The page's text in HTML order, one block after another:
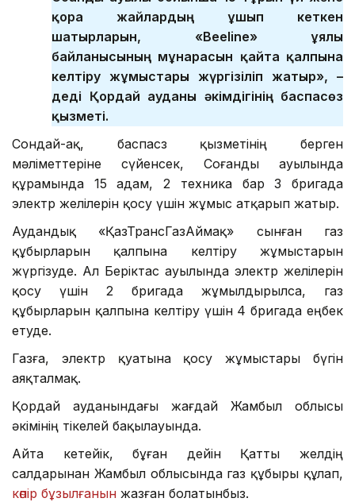
қора жайлардың ұшып кеткен
шатырларын, «Beeline» ұялы
байланысының мұнарасын қайта қалпына
келтіру жұмыстары жүргізіліп жатыр», –
деді Қордай ауданы әкімдігінің баспасөз
қызметі.
Сондай-ақ, баспасөз қызметінің берген
мәліметтеріне сүйенсек, Соғанды ауылында
құрамында 15 адам, 2 техника бар 3 бригада
электр желілерін қосу үшін жұмыс атқарып жатыр.
Аудандық «ҚазТрансГазАймақ» сынған газ
құбырларын қалпына келтіру жұмыстарын
жүргізуде. Ал Беріктас ауылында электр желілерін
қосу үшін 2 бригада жұмылдырылса, газ
құбырларын қалпына келтіру үшін 4 бригада еңбек
етуде.
Газға, электр қуатына қосу жұмыстары бүгін
аяқталмақ.
Қордай ауданындағы жағдай Жамбыл облысы
әкімінің тікелей бақылауында.
Айта кетейік, бұған дейін Қатты желдің
салдарынан Жамбыл облысында газ құбыры құлап,
көпір бұзылғанын жазған болатынбыз.